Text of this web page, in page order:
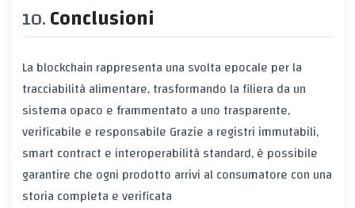
Conclusioni
La blockchain rappresenta una svolta epocale per la
tracciabilità alimentare, trasformando la filiera da un
sistema opaco e frammentato a uno trasparente,
verificabile e responsabile Grazie a registri immutabili,
smart contract e interoperabilità standard, è possibile
garantire che ogni prodotto arrivi al consumatore con una
storia completa e verificata